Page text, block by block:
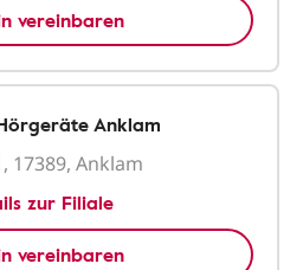
vereinbaren
Anklam
17389, Anklam
zur Filiale
vereinbaren